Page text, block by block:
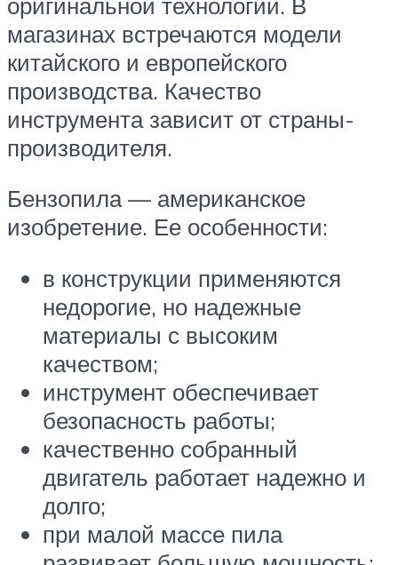
магазинах встречаются модели
китайского и европейского
производства. Качество
инструмента зависит от страны-
производителя.
Бензопила — американское
изобретение. Ее особенности:
в конструкции применяются
недорогие, но надежные
материалы с высоким
качеством;
инструмент обеспечивает
безопасность работы;
качественно собранный
двигатель работает надежно и
долго;
при малой массе пила